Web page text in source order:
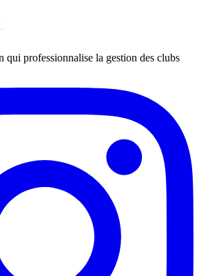
qui professionnalise la gestion des clubs